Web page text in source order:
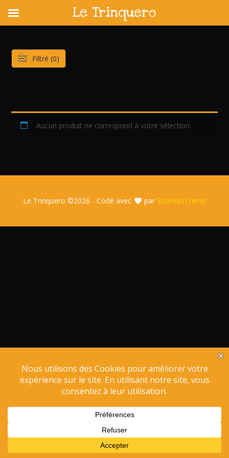
content
Aucun produit ne correspond à votre sélection.
Filtré (0)
Le Trinquero ©2026 - Codé avec par ShamanTramp
Le Trinquero